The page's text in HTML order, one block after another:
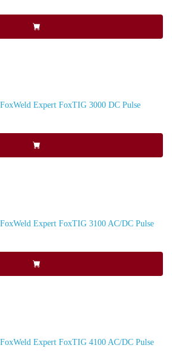
Expert FoxTIG 3000 DC Pulse
Expert FoxTIG 3100 AC/DC Pulse
Expert FoxTIG 4100 AC/DC Pulse